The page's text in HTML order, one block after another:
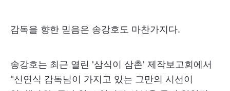
감독을 향한 믿음은 송강호도 마찬가지다.
송강호는 최근 열린 '삼식이 삼촌' 제작보고회에서
"신연식 감독님이 가지고 있는 그만의 시선이